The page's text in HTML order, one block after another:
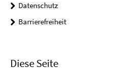
Datenschutz
Barrierefreiheit
Diese Seite